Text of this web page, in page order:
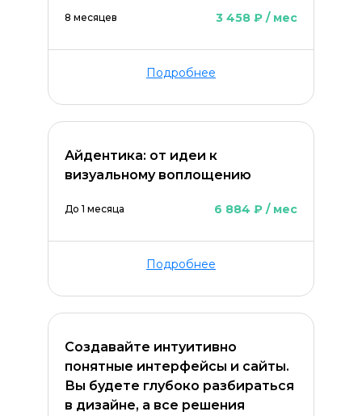
8 месяцев 3 458 ₽ / мес
Подробнее
Айдентика: от идеи к
визуальному воплощению
До 1 месяца 6 884 ₽ / мес
Подробнее
Создавайте интуитивно
понятные интерфейсы и сайты.
Вы будете глубоко разбираться
в дизайне, а все решения